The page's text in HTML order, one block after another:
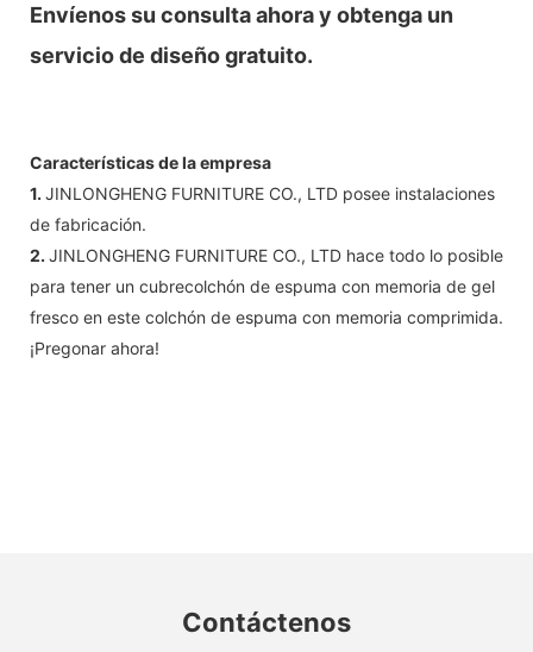
Envíenos su consulta ahora y obtenga un
servicio de diseño gratuito.
Características de la empresa
1. JINLONGHENG FURNITURE CO., LTD posee instalaciones
de fabricación.
2. JINLONGHENG FURNITURE CO., LTD hace todo lo posible
para tener un cubrecolchón de espuma con memoria de gel
fresco en este colchón de espuma con memoria comprimida.
¡Pregonar ahora!
Contáctenos